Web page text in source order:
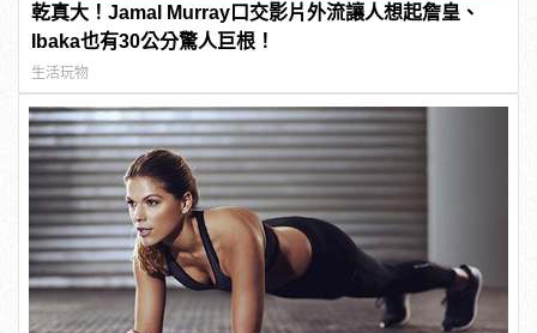
乾真大！Jamal Murray口交影片外流讓人想起詹皇、
Ibaka也有30公分驚人巨根！
生活玩物